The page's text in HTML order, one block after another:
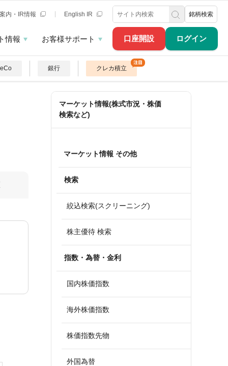
口座開設 ログイン
内・IR情報 English IR 銘柄検索
情報 お客様サポート
銀行 クレカ積立
マーケット情報(株式市況・株価
検索など)
マーケット情報 その他
検索
絞込検索(スクリーニング)
株主優待 検索
指数・為替・金利
国内株価指数
海外株価指数
株価指数先物
外国為替